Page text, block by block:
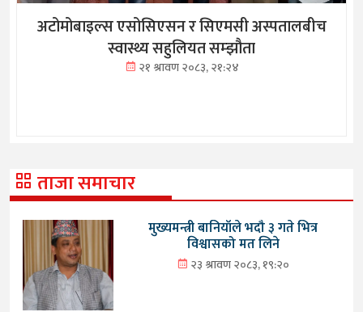
अटोमोबाइल्स एसोसिएसन र सिएमसी अस्पतालबीच
स्वास्थ्य सहुलियत सम्झौता
२१ श्रावण २०८३, २१:२४
ताजा समाचार
मुख्यमन्त्री बानियाँले भदौ ३ गते भित्र
विश्वासको मत लिने
२३ श्रावण २०८३, १९:२०